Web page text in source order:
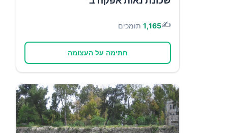
✍️
1,165 תומכים
חתימה על העצומה